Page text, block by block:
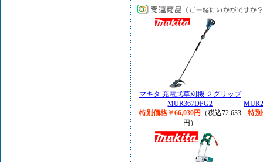
マキタ 充電式草刈機 ２グリップ
MUR367DPG2
特別価格￥66,030円
（税込72,633
円）
特